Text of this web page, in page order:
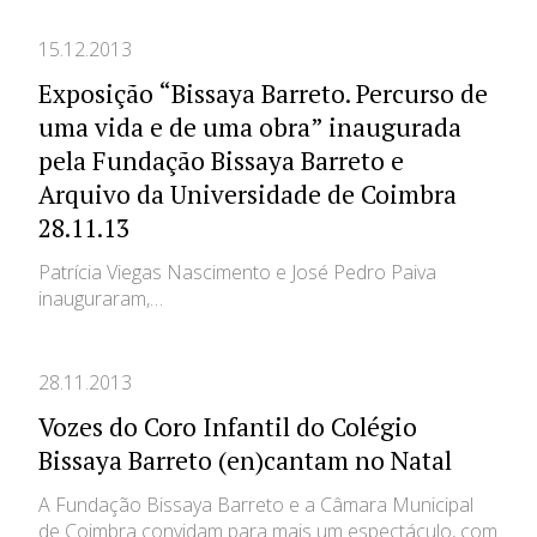
Prémios
Emprego
Concursos
Agenda
15.12.2013
Exposição “Bissaya Barreto. Percurso de
uma vida e de uma obra” inaugurada
pela Fundação Bissaya Barreto e
Arquivo da Universidade de Coimbra
28.11.13
Patrícia Viegas Nascimento e José Pedro Paiva
inauguraram,…
28.11.2013
Vozes do Coro Infantil do Colégio
Bissaya Barreto (en)cantam no Natal
A Fundação Bissaya Barreto e a Câmara Municipal
de Coimbra convidam para mais um espectáculo, com